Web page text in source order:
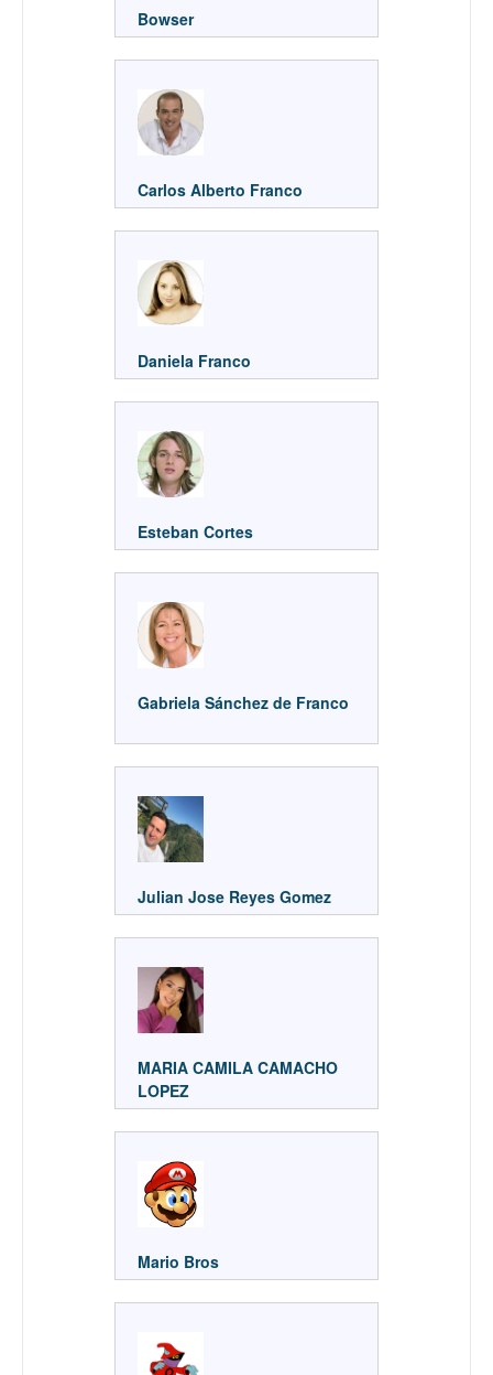
Bowser
Carlos Alberto Franco
Daniela Franco
Esteban Cortes
Gabriela Sánchez de Franco
Julian Jose Reyes Gomez
MARIA CAMILA CAMACHO
LOPEZ
Mario Bros